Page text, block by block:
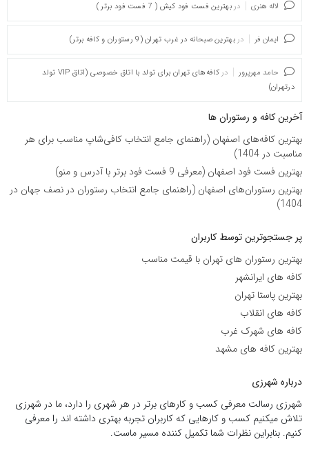
لاله هنری در بهترین فست فود کیش ( 7 فست فود برتر )
ایمان فر در بهترین صبحانه در غرب تهران (9 رستوران و کافه برتر)
حامد مهرپرور در
کافه‌های تهران برای تولد با اتاق خصوصی (اتاق VIP تولد
درتهران)
آخرین کافه و رستوران ها
بهترین کافه‌های اصفهان (راهنمای جامع انتخاب کافی‌شاپ مناسب برای هر
مناسبت در 1404)
بهترین فست فود اصفهان (معرفی 9 فست فود برتر با آدرس و منو)
بهترین رستوران‌های اصفهان (راهنمای جامع انتخاب رستوران در نصف جهان در
1404)
پر جستجوترین توسط کاربران
بهترین رستوران های تهران با قیمت مناسب
کافه های ایرانشهر
بهترین پاستا تهران
کافه های انقلاب
کافه های شهرک غرب
بهترین کافه های مشهد
درباره شهرزی
شهرزی رسالت معرفی کسب و کارهای برتر در هر شهری را دارد، ما در شهرزی
تلاش میکنیم کسب و کارهایی که کاربران تجربه بهتری داشته اند را معرفی
کنیم. بنابراین نظرات شما تکمیل کننده مسیر ماست.